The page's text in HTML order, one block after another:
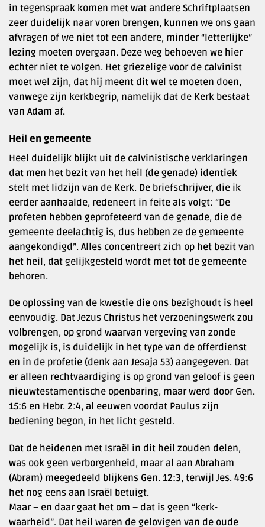
in tegenspraak komen met wat andere Schriftplaatsen
zeer duidelijk naar voren brengen, kunnen we ons gaan
afvragen of we niet tot een andere, minder “letterlijke”
lezing moeten overgaan. Deze weg behoeven we hier
echter niet te volgen. Het griezelige voor de calvinist
moet wel zijn, dat hij meent dit wel te moeten doen,
vanwege zijn kerkbegrip, namelijk dat de Kerk bestaat
van Adam af.
Heil en gemeente
Heel duidelijk blijkt uit de calvinistische verklaringen
dat men het bezit van het heil (de genade) identiek
stelt met lidzijn van de Kerk. De briefschrijver, die ik
eerder aanhaalde, redeneert in feite als volgt: “De
profeten hebben geprofeteerd van de genade, die de
gemeente deelachtig is, dus hebben ze de gemeente
aangekondigd”. Alles concentreert zich op het bezit van
het heil, dat gelijkgesteld wordt met tot de gemeente
behoren.
De oplossing van de kwestie die ons bezighoudt is heel
eenvoudig. Dat Jezus Christus het verzoeningswerk zou
volbrengen, op grond waarvan vergeving van zonde
mogelijk is, is duidelijk in het type van de offerdienst
en in de profetie (denk aan Jesaja 53) aangegeven. Dat
er alleen rechtvaardiging is op grond van geloof is geen
nieuwtestamentische openbaring, maar werd door Gen.
15:6 en Hebr. 2:4, al eeuwen voordat Paulus zijn
bediening begon, in het licht gesteld.
Dat de heidenen met Israël in dit heil zouden delen,
was ook geen verborgenheid, maar al aan Abraham
(Abram) meegedeeld blijkens Gen. 12:3, terwijl Jes. 49:6
het nog eens aan Israël betuigt.
Maar – en daar gaat het om – dat is geen “kerk-
waarheid”. Dat heil waren de gelovigen van de oude